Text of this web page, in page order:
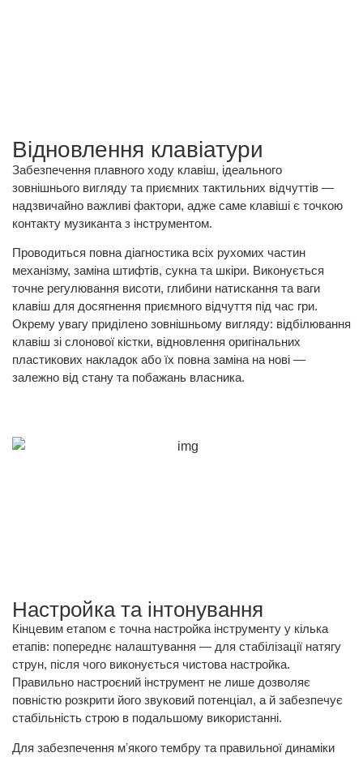
Відновлення клавіатури
Забезпечення плавного ходу клавіш, ідеального
зовнішнього вигляду та приємних тактильних відчуттів —
надзвичайно важливі фактори, адже саме клавіші є точкою
контакту музиканта з інструментом.
Проводиться повна діагностика всіх рухомих частин
механізму, заміна штифтів, сукна та шкіри. Виконується
точне регулювання висоти, глибини натискання та ваги
клавіш для досягнення приємного відчуття під час гри.
Окрему увагу приділено зовнішньому вигляду: відбілювання
клавіш зі слонової кістки, відновлення оригінальних
пластикових накладок або їх повна заміна на нові —
залежно від стану та побажань власника.
Настройка та інтонування
Кінцевим етапом є точна настройка інструменту у кілька
етапів: попереднє налаштування — для стабілізації натягу
струн, після чого виконується чистова настройка.
Правильно настроєний інструмент не лише дозволяє
повністю розкрити його звуковий потенціал, а й забезпечує
стабільність строю в подальшому використанні.
Для забезпечення мʼякого тембру та правильної динаміки